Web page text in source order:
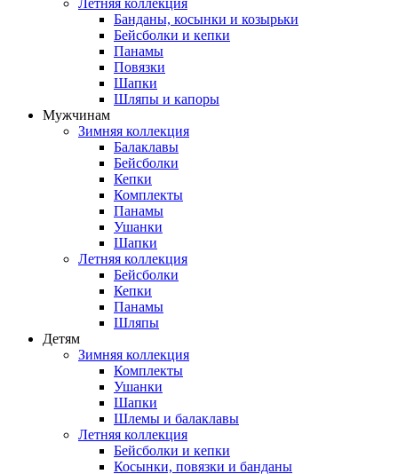
Летняя коллекция
Банданы, косынки и козырьки
Бейсболки и кепки
Панамы
Повязки
Шапки
Шляпы и капоры
Мужчинам
Зимняя коллекция
Балаклавы
Бейсболки
Кепки
Комплекты
Панамы
Ушанки
Шапки
Летняя коллекция
Бейсболки
Кепки
Панамы
Шляпы
Детям
Зимняя коллекция
Комплекты
Ушанки
Шапки
Шлемы и балаклавы
Летняя коллекция
Бейсболки и кепки
Косынки, повязки и банданы